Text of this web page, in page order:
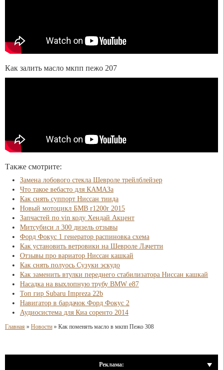
Как залить масло мкпп пежо 207
Также смотрите:
Замена лобового стекла Шевроле трейлблейзер
Что такое вебасто для КАМАЗа
Как снять суппорт Ниссан тиида
Новый мотоцикл БМВ r1200r 2015
Запчастей по vin коду Хендай Акцент
Митсубиси л 300 дизель отзывы
Форд Фокус 1 генератор распиновка схема
Как установить ветровики на Шевроле Лачетти
Отзывы про вариатор Ниссан кашкай
Как снять полуось Сузуки эскудо
Как заменить втулки переднего стабилизатора Ниссан кашкай
Насадка на выхлопную трубу BMW e87
Топ гир Subaru Impreza 22b
Навигатор в бардачок Форд Фокус 2
Аудиосистема для Киа соренто 2014
Главная » Новости » Как поменять масло в мкпп Пежо 308
Реклама: